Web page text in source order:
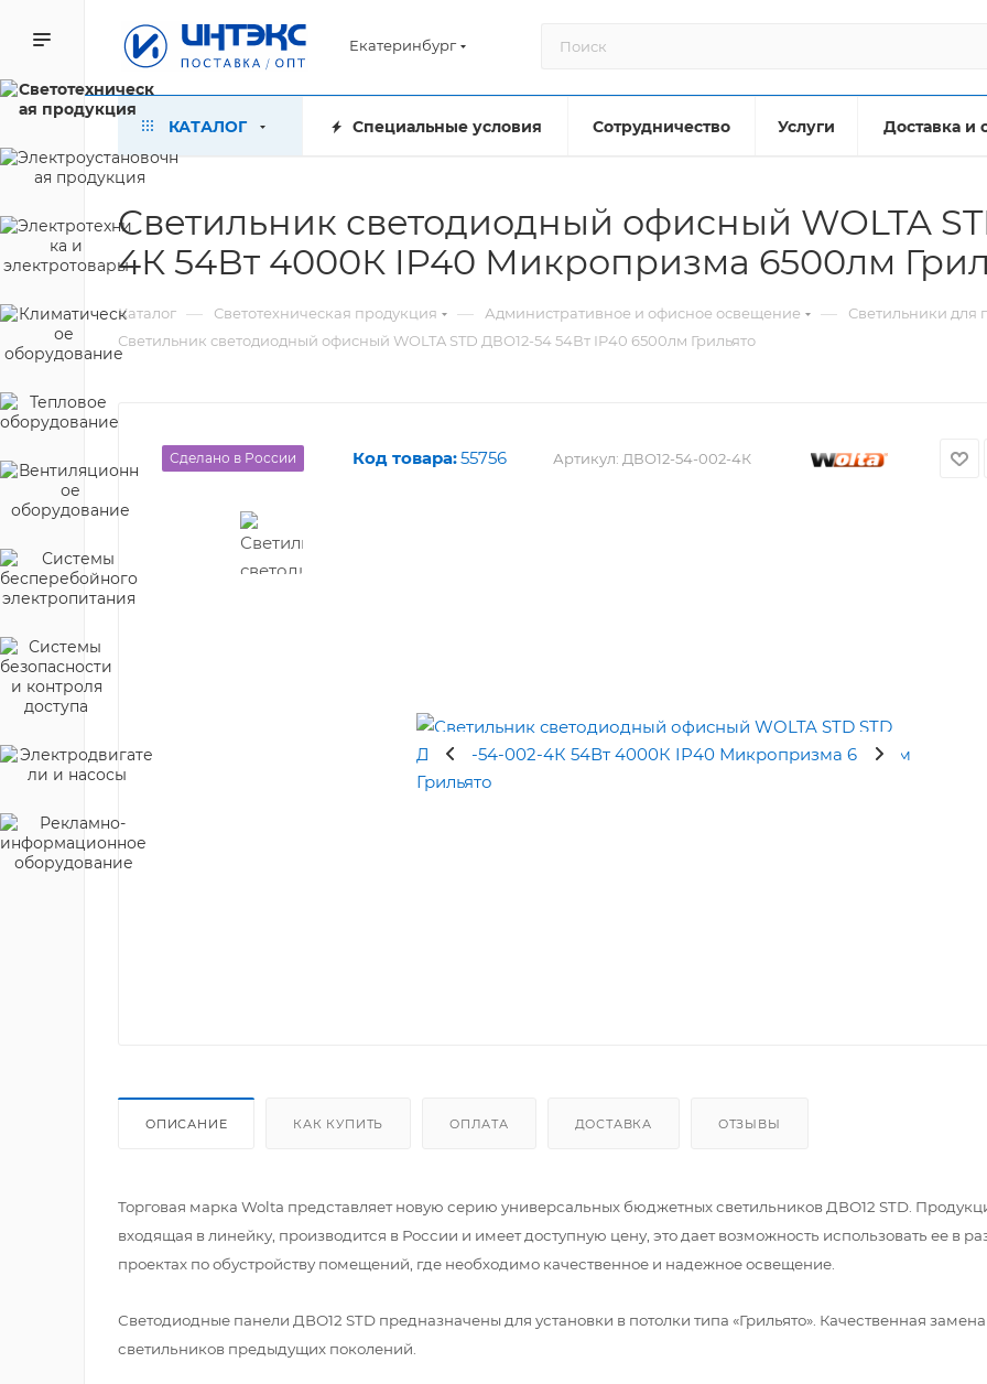
Екатеринбург
КАТАЛОГ Специальные условия Сотрудничество Услуги Доставка и
Светильник светодиодный офисный WOLTA
4К 54Вт 4000К IP40 Микропризма 6500лм
Каталог — Светотехническая продукция — Административное и офисное освещение —
Светильники для
Светильник светодиодный офисный WOLTA STD ДВО12-54 54Вт IP40 6500лм Грильято
Сделано в России Код товара:55756 Артикул: ДВО12-54-002-4К
ОПИСАНИЕ КАК КУПИТЬ ОПЛАТА ДОСТАВКА ОТЗЫВЫ
Торговая марка Wolta представляет новую серию универсальных бюджетных светильников ДВО12 STD.
входящая в линейку, производится в России и имеет доступную цену, это дает возможность использовать ее в
проектах по обустройству помещений, где необходимо качественное и надежное освещение.
Светодиодные панели ДВО12 STD предназначены для установки в потолки типа «Грильято». Качественная замена
светильников предыдущих поколений.